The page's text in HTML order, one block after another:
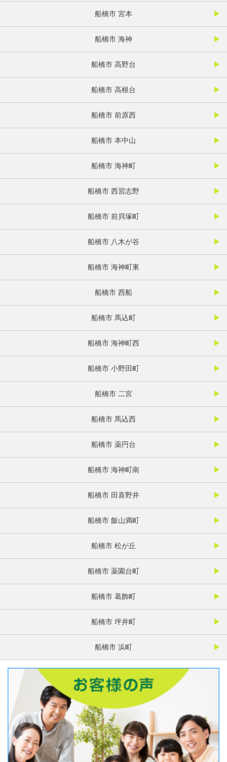
船橋市 宮本
船橋市 海神
船橋市 高野台
船橋市 高根台
船橋市 前原西
船橋市 本中山
船橋市 海神町
船橋市 西習志野
船橋市 前貝塚町
船橋市 八木が谷
船橋市 海神町東
船橋市 西船
船橋市 馬込町
船橋市 海神町西
船橋市 小野田町
船橋市 二宮
船橋市 馬込西
船橋市 薬円台
船橋市 海神町南
船橋市 田喜野井
船橋市 飯山満町
船橋市 松が丘
船橋市 薬園台町
船橋市 葛飾町
船橋市 坪井町
船橋市 浜町